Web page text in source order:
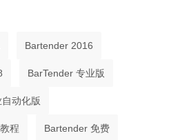
Bartender 2016
BarTender 专业版
动化版
程 Bartender 免费